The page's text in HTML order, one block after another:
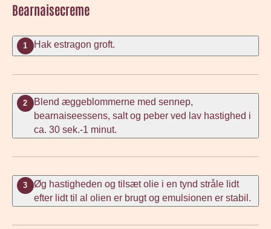
Bearnaisecreme
1 Hak estragon groft.
2
Blend æggeblommerne med sennep,
bearnaiseessens, salt og peber ved lav hastighed i
ca. 30 sek.-1 minut.
3
Øg hastigheden og tilsæt olie i en tynd stråle lidt
efter lidt til al olien er brugt og emulsionen er stabil.